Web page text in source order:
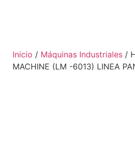
Inicio / Máquinas Industriales /
MACHINE (LM -6013) LINEA